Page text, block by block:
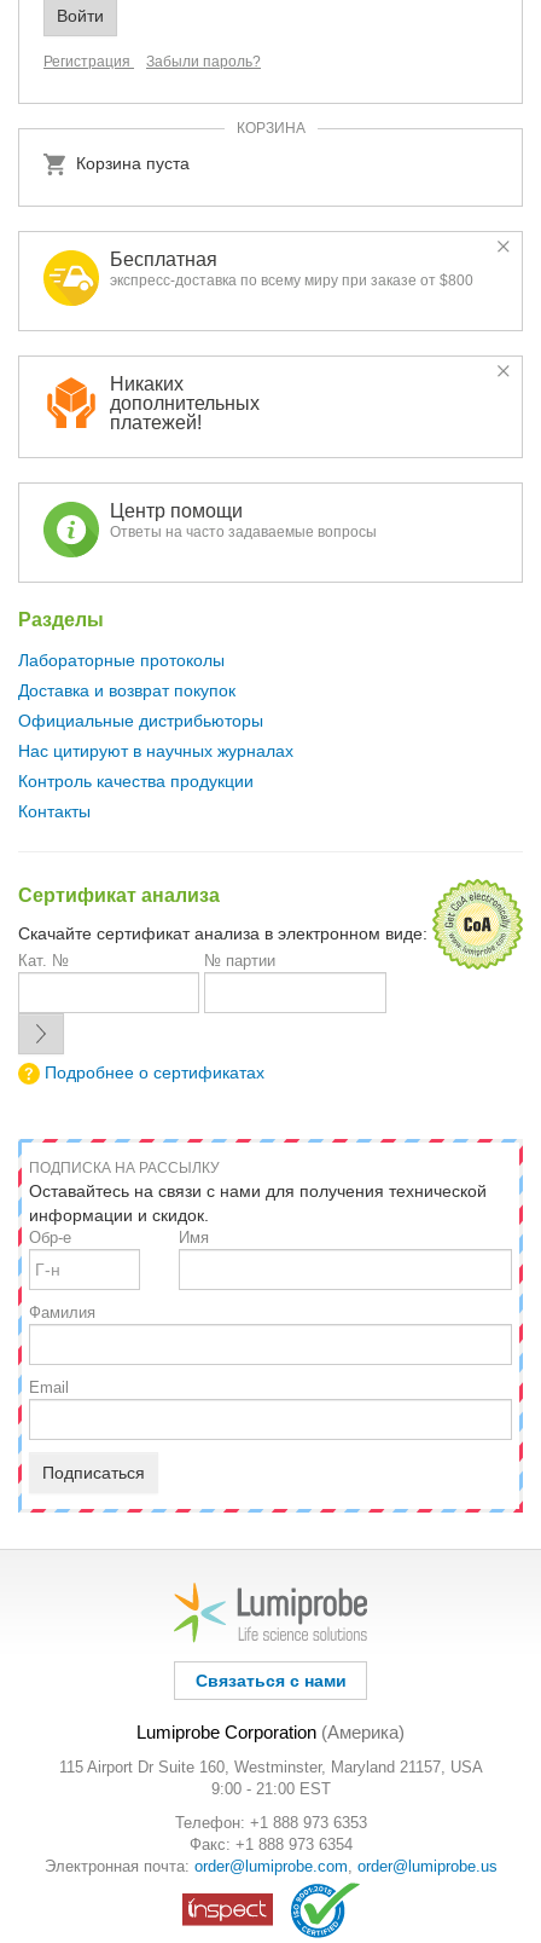
Регистрация Забыли пароль?
КОРЗИНА
Корзина пуста
Бесплатная
экспресс-доставка по всему миру при заказе от $800
Никаких
дополнительных
платежей!
Центр помощи
Ответы на часто задаваемые вопросы
Разделы
Лабораторные протоколы
Доставка и возврат покупок
Официальные дистрибьюторы
Нас цитируют в научных журналах
Контроль качества продукции
Контакты
Сертификат анализа
Скачайте сертификат анализа в электронном виде:
Кат. № № партии
Подробнее о сертификатах
ПОДПИСКА НА РАССЫЛКУ
Оставайтесь на связи с нами для получения технической
информации и скидок.
Обр-е Имя
Фамилия
Email
Подписаться
Связаться с нами
Lumiprobe Corporation (Америка)
115 Airport Dr Suite 160, Westminster, Maryland 21157, USA
9:00 - 21:00 EST
Телефон: +1 888 973 6353
Факс: +1 888 973 6354
Электронная почта: order@lumiprobe.com order@lumiprobe.us